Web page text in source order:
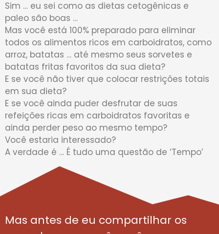
Sim … eu sei como as dietas cetogênicas e
paleo são boas …
Mas você está 100% preparado para eliminar
todos os alimentos ricos em carboidratos, como
arroz, batatas … até mesmo seus sorvetes e
batatas fritas favoritos da sua dieta?
E se você não tiver que colocar restrições totais
em sua dieta?
E se você ainda puder desfrutar de suas
refeições ricas em carboidratos favoritas e
ainda perder peso ao mesmo tempo?
Você estaria interessado?
A verdade é … É tudo uma questão de ‘Tempo’
Mas antes de eu compartilhar os